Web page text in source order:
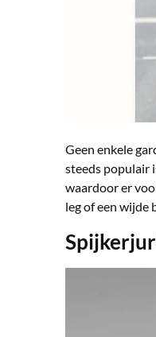
Geen enkele
steeds populair
waardoor er
leg of een wijde